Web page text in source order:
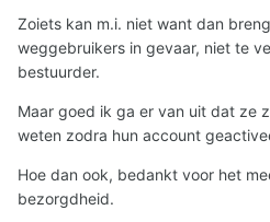
Zoiets kan m.i. niet want dan
weggebruikers in gevaar, niet te
bestuurder.
Maar goed ik ga er van uit dat ze
weten zodra hun account
Hoe dan ook, bedankt voor het
bezorgdheid.